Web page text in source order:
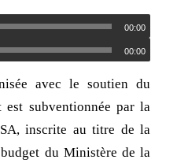
00:00
00:00
avec le soutien du
subventionnée par la
inscrite au titre de la
du Ministère de la